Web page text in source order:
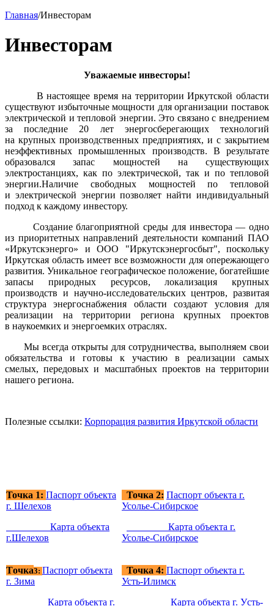
Главная/Инвесторам
Инвесторам
Уважаемые инвесторы!
В настоящее время на территории Иркутской области
существуют избыточные мощности для организации поставок
электрической и тепловой энергии. Это связано с внедрением
за последние 20 лет энергосберегающих технологий
на крупных производственных предприятиях, и с закрытием
неэффективных промышленных производств. В результате
образовался запас мощностей на существующих
электростанциях, как по электрической, так и по тепловой
энергии.Наличие свободных мощностей по тепловой
и электрической энергии позволяет найти индивидуальный
подход к каждому инвестору.
Создание благоприятной среды для инвестора — одно
из приоритетных направлений деятельности компаний ПАО
«Иркутскэнерго» и ООО "Иркутскэнергосбыт", поскольку
Иркутская область имеет все возможности для опережающего
развития. Уникальное географическое положение, богатейшие
запасы природных ресурсов, локализация крупных
производств и научно-исследовательских центров, развитая
структура энергоснабжения области создают условия для
реализации на территории региона крупных проектов
в наукоемких и энергоемких отраслях.
Мы всегда открыты для сотрудничества, выполняем свои
обязательства и готовы к участию в реализации самых
смелых, передовых и масштабных проектов на территории
нашего региона.
Полезные ссылки: Корпорация развития Иркутской области
Точка 1: Паспорт объекта
г. Шелехов
Карта объекта
г.Шелехов
Точка 2: Паспорт объекта г.
Усолье-Сибирское
Карта объекта г.
Усолье-Сибирское
Точка3: Паспорт объекта
г. Зима
Карта объекта г.
Точка 4: Паспорт объекта г.
Усть-Илимск
Карта объекта г. Уcть-